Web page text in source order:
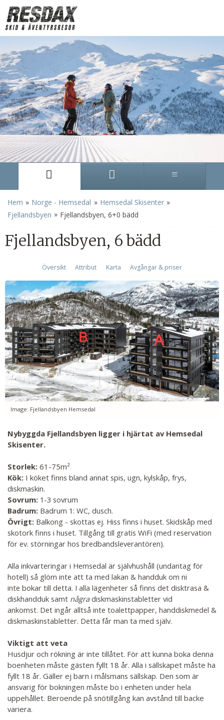
Hem » Norge - Hemsedal » Hemsedal Skisenter »
Fjellandsbyen » Fjellandsbyen, 6+0 bädd
Fjellandsbyen, 6 bädd
Översikt Attribut Karta Avgångar & priser
Image: Fjellandsbyen Hemsedal
Nybyggda Fjellandsbyen ligger i hjärtat av Hemsedal
Skisenter.
Storlek: 61-75m²
Kök: I köket finns bland annat spis, ugn, kylskåp, frys,
diskmaskin.
Sovrum: 1-3 sovrum
Badrum: Badrum 1: WC, dusch.
Övrigt: Balkong - skottas ej. Hiss finns i huset. Skidskåp med
skotork finns i huset. Tillgång till gratis WiFi (med reservation
för ev. störningar hos bredbandsleverantören).
Alla inkvarteringar i Hemsedal är självhushåll (undantag för
hotell) så glöm inte att ta med lakan & handduk om ni
inte bokar till detta. I alla lägenheter så finns det disktrasa &
diskhandduk samt någradiskmaskinstabletter vid
ankomst. Det ingår alltså inte toalettpapper, handdiskmedel &
diskmaskinstabletter. Detta får man ta med själv.
Viktigt att veta
Husdjur och rökning är inte tillåtet. För att kunna boka denna
boenheten måste gästen fyllt 18 år. Alla i sällskapet måste ha
fyllt 18 år. Gäller ej barn i målsmans sällskap. Den som är
ansvarig för bokningen måste bo i enheten under hela
uppehållet. Beroende på snötillgång kan avstånd till backe
variera.